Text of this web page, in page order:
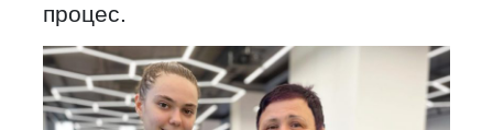
процес.